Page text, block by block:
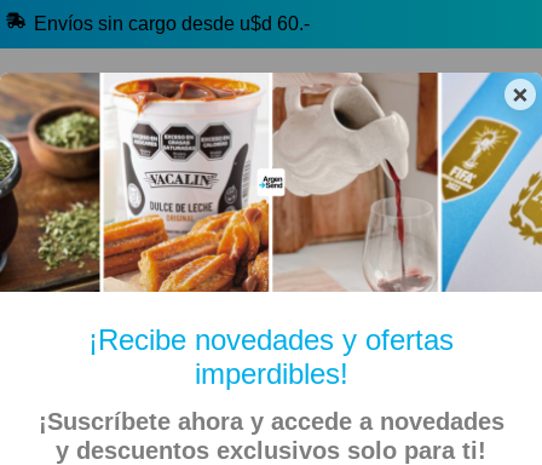
×
¡Recibe novedades y ofertas
imperdibles!
¡Suscríbete ahora y accede a novedades
y descuentos exclusivos solo para ti!
Envíos sin cargo desde u$d 60.-
🔥 Alfajores y Golosinas
🧉 Clásicos argentinos 🏷️ Todas las categorías
Inicio Bebidas
Con Alcohol (+18)
Vinos, Espumantes y Sidras (+18)
Malbec (+18)